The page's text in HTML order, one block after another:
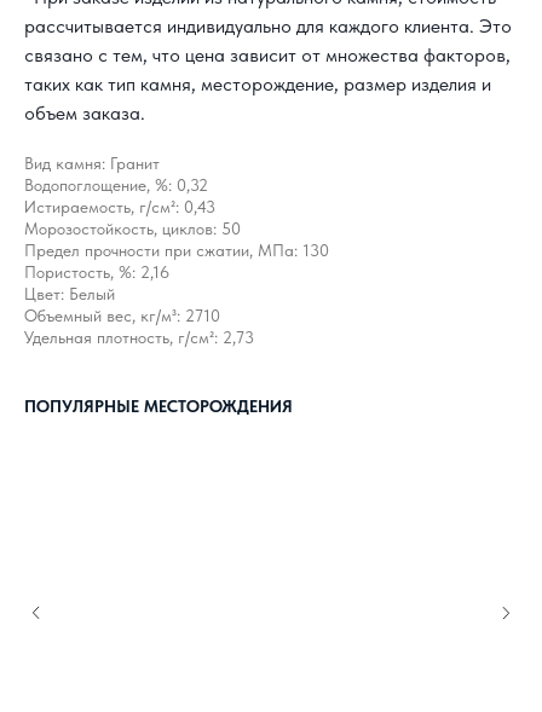
рассчитывается индивидуально для каждого клиента. Это
связано с тем, что цена зависит от множества факторов,
таких как тип камня, месторождение, размер изделия и
объем заказа.
Вид камня: Гранит
Водопоглощение, %: 0,32
Истираемость, г/см²: 0,43
Морозостойкость, циклов: 50
Предел прочности при сжатии, МПа: 130
Пористость, %: 2,16
Цвет: Белый
Объемный вес, кг/м³: 2710
Удельная плотность, г/см²: 2,73
ПОПУЛЯРНЫЕ МЕСТОРОЖДЕНИЯ